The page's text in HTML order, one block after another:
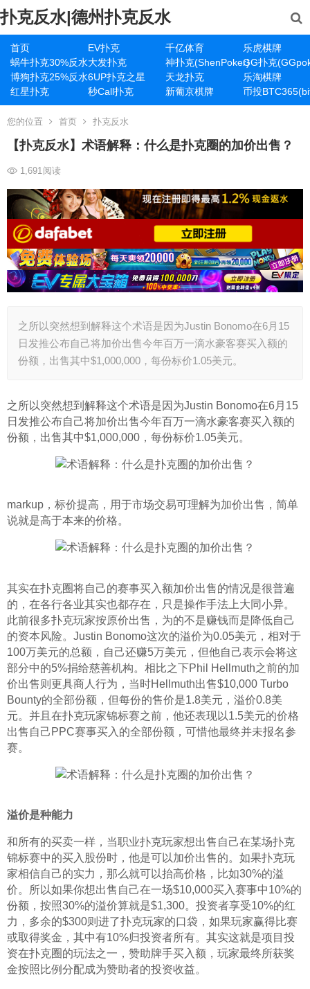
扑克反水|德州扑克反水
首页 EV扑克 千亿体育
乐虎棋牌
蜗牛扑克30%反水大发扑克 神扑克(ShenPoker)GG扑克
博狗扑克25%反水6UP扑克之星 天龙扑克
乐淘棋牌
红星扑克
秒Call扑克 新葡京棋牌 币投
您的位置 首页 扑克反水
【扑克反水】术语解释：什么是扑克圈的加价出售？
1,691阅读
之所以突然想到解释这个术语是因为Justin Bonomo在6月15
日发推公布自己将加价出售今年百万一滴水豪客赛买入额的
份额，出售其中$1,000,000，每份标价1.05美元。
之所以突然想到解释这个术语是因为Justin Bonomo在6月15
日发推公布自己将加价出售今年百万一滴水豪客赛买入额的
份额，出售其中$1,000,000，每份标价1.05美元。
markup，标价提高，用于市场交易可理解为加价出售，简单
说就是高于本来的价格。
其实在扑克圈将自己的赛事买入额加价出售的情况是很普遍
的，在各行各业其实也都存在，只是操作手法上大同小异。
此前很多扑克玩家按原价出售，为的不是赚钱而是降低自己
的资本风险。Justin Bonomo这次的溢价为0.05美元，相对于
100万美元的总额，自己还赚5万美元，但他自己表示会将这
部分中的5%捐给慈善机构。相比之下Phil Hellmuth之前的加
价出售则更具商人行为，当时Hellmuth出售$10,000 Turbo
Bounty的全部份额，但每份的售价是1.8美元，溢价0.8美
元。并且在扑克玩家锦标赛之前，他还表现以1.5美元的价格
出售自己PPC赛事买入的全部份额，可惜他最终并未报名参
赛。
溢价是种能力
和所有的买卖一样，当职业扑克玩家想出售自己在某场扑克
锦标赛中的买入股份时，他是可以加价出售的。如果扑克玩
家相信自己的实力，那么就可以抬高价格，比如30%的溢
价。所以如果你想出售自己在一场$10,000买入赛事中10%的
份额，按照30%的溢价算就是$1,300。投资者享受10%的红
力，多余的$300则进了扑克玩家的口袋，如果玩家赢得比赛
或取得奖金，其中有10%归投资者所有。其实这就是项目投
资在扑克圈的玩法之一，赞助牌手买入额，玩家最终所获奖
金按照比例分配成为赞助者的投资收益。